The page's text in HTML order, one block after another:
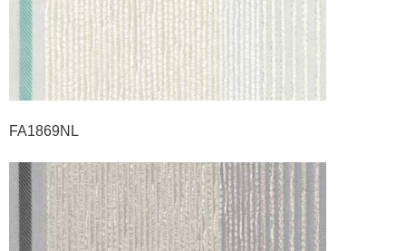
FA1869NL